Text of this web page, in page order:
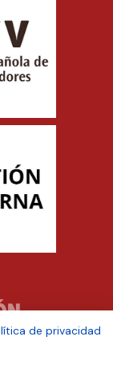
de privacidad